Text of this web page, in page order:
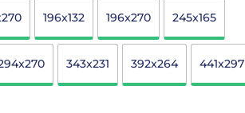
196x132 196x270 245x165
343x231 392x264 441x297